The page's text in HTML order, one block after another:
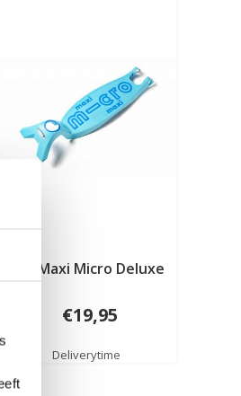
Dek Maxi Micro Deluxe
€19,95
Deliverytime